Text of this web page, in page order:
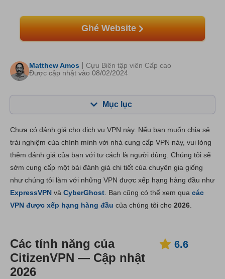
Ghé Website
Matthew Amos
Được cập nhật vào 08/02/2024
Cựu Biên tập viên Cấp cao
Mục lục
Tính năng chính 6.6
Cài đặt & Ứng dụng 6.8
Độ tin cậy và Hỗ trợ 6.6
Chưa có đánh giá cho dịch vụ VPN này. Nếu bạn muốn chia sẻ
trải nghiệm của chính mình với nhà cung cấp VPN này, vui lòng
thêm đánh giá của bạn với tư cách là người dùng. Chúng tôi sẽ
sớm cung cấp một bài đánh giá chi tiết của chuyên gia giống
như chúng tôi làm với những VPN được xếp hạng hàng đầu như
ExpressVPN và CyberGhost . Bạn cũng có thể xem qua các
VPN được xếp hạng hàng đầu của chúng tôi cho 2026
Các tính năng của
CitizenVPN — Cập nhật
2026
6.6